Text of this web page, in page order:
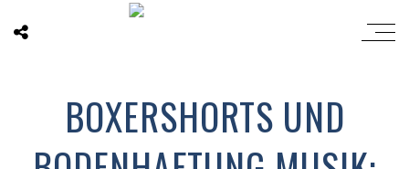
BOXERSHORTS UND